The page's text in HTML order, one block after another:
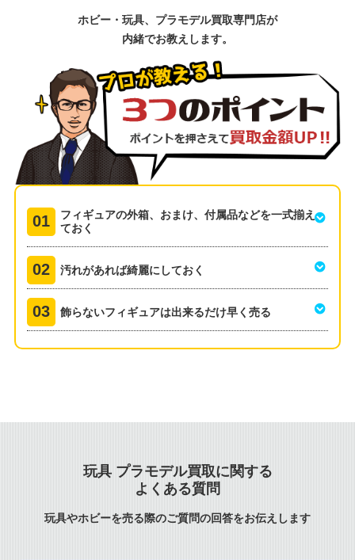
ホビー・玩具、プラモデル買取専門店が
内緒でお教えします。
フィギュアの外箱、おまけ、付属品などを一式揃え
ておく
汚れがあれば綺麗にしておく
飾らないフィギュアは出来るだけ早く売る
玩具 プラモデル買取に関する
よくある質問
玩具やホビーを売る際のご質問の回答をお伝えします